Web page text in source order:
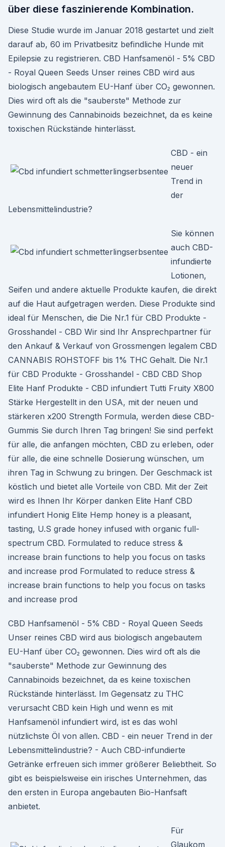
über diese faszinierende Kombination.
Diese Studie wurde im Januar 2018 gestartet und zielt
darauf ab, 60 im Privatbesitz befindliche Hunde mit
Epilepsie zu registrieren. CBD Hanfsamenöl - 5% CBD
- Royal Queen Seeds Unser reines CBD wird aus
biologisch angebautem EU-Hanf über CO₂ gewonnen.
Dies wird oft als die "sauberste" Methode zur
Gewinnung des Cannabinoids bezeichnet, da es keine
toxischen Rückstände hinterlässt.
CBD - ein
neuer
Trend in
der
Lebensmittelindustrie?
Sie können
auch CBD-
infundierte
Lotionen,
Seifen und andere aktuelle Produkte kaufen, die direkt
auf die Haut aufgetragen werden. Diese Produkte sind
ideal für Menschen, die Die Nr.1 für CBD Produkte -
Grosshandel - CBD Wir sind Ihr Ansprechpartner für
den Ankauf & Verkauf von Grossmengen legalem CBD
CANNABIS ROHSTOFF bis 1% THC Gehalt. Die Nr.1
für CBD Produkte - Grosshandel - CBD CBD Shop
Elite Hanf Produkte - CBD infundiert Tutti Fruity X800
Stärke Hergestellt in den USA, mit der neuen und
stärkeren x200 Strength Formula, werden diese CBD-
Gummis Sie durch Ihren Tag bringen! Sie sind perfekt
für alle, die anfangen möchten, CBD zu erleben, oder
für alle, die eine schnelle Dosierung wünschen, um
ihren Tag in Schwung zu bringen. Der Geschmack ist
köstlich und bietet alle Vorteile von CBD. Mit der Zeit
wird es Ihnen Ihr Körper danken Elite Hanf CBD
infundiert Honig Elite Hemp honey is a pleasant,
tasting, U.S grade honey infused with organic full-
spectrum CBD. Formulated to reduce stress &
increase brain functions to help you focus on tasks
and increase prod Formulated to reduce stress &
increase brain functions to help you focus on tasks
and increase prod
CBD Hanfsamenöl - 5% CBD - Royal Queen Seeds
Unser reines CBD wird aus biologisch angebautem
EU-Hanf über CO₂ gewonnen. Dies wird oft als die
"sauberste" Methode zur Gewinnung des
Cannabinoids bezeichnet, da es keine toxischen
Rückstände hinterlässt. Im Gegensatz zu THC
verursacht CBD kein High und wenn es mit
Hanfsamenöl infundiert wird, ist es das wohl
nützlichste Öl von allen. CBD - ein neuer Trend in der
Lebensmittelindustrie? - Auch CBD-infundierte
Getränke erfreuen sich immer größerer Beliebtheit. So
gibt es beispielsweise ein irisches Unternehmen, das
den ersten in Europa angebauten Bio-Hanfsaft
anbietet.
Für
Glaukom